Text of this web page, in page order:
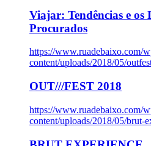
Viajar: Tendências e os
Procurados
https://www.ruadebaixo.com/
content/uploads/2018/05/
OUT///FEST 2018
https://www.ruadebaixo.com/
content/uploads/2018/05/brut-